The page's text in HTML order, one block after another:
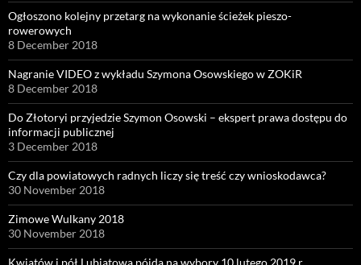
Ogłoszono kolejny przetarg na wykonanie ścieżek pieszo-
rowerowych
8 December 2018
Nagranie VIDEO z wykładu Szymona Osowskiego w ZOKiR
8 December 2018
Do Złotoryi przyjedzie Szymon Osowski – ekspert prawa dostępu do
informacji publicznej
3 December 2018
Czy dla powiatowych radnych liczy się treść czy wnioskodawca?
30 November 2018
Zimowe Wulkany 2018
30 November 2018
Kwiatów i pół Lubiatowa pójdą na wybory 10 lutego 2019 r.